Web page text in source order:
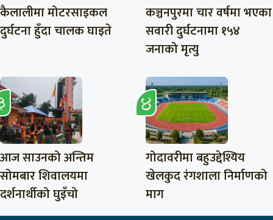
कैलालीमा मोटरसाइकल
दुर्घटना हुँदा चालक घाइते
कञ्चनपुरमा चार वर्षमा भएका
सवारी दुर्घटनामा १५४
जनाको मृत्यु
आज साउनको अन्तिम
सोमबार शिवालयमा
दर्शनार्थीको घुइँचो
गोदावरीमा बहुउद्देश्यिय
खेलकुद रंगशाला निर्माणको
माग